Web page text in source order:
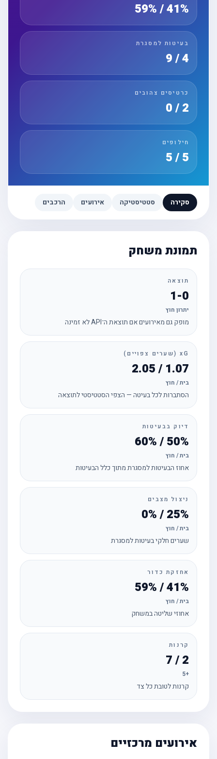
41% / 59%
בעיטות למסגרת
כרטיסים צהובים
חילופים
סקירה סטטיסטיקה אירועים הרכבים
תמונת משחק
תוצאה
1-0
יתרון חוץ
מופק גם מאירועים אם תוצאת ה־API לא זמינה
xG (שערים צפויים)
1.07 / 2.05
בית / חוץ
הסתברות לכל בעיטה — הצפי הסטטיסטי לתוצאה
דיוק בבעיטות
50% / 60%
בית / חוץ
אחוז הבעיטות למסגרת מתוך כלל הבעיטות
ניצול מצבים
25% / 0%
בית / חוץ
שערים חלקי בעיטות למסגרת
אחזקת כדור
41% / 59%
בית / חוץ
אחוזי שליטה במשחק
קרנות
קרנות לטובת כל צד
אירועים מרכזיים